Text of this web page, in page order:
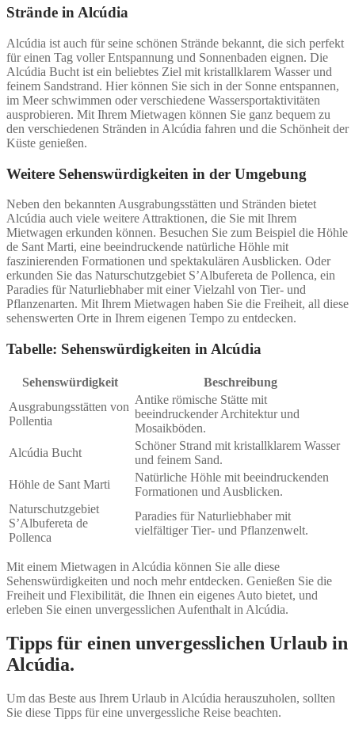
Strände in Alcúdia
Alcúdia ist auch für seine schönen Strände bekannt, die sich perfekt
für einen Tag voller Entspannung und Sonnenbaden eignen. Die
Alcúdia Bucht ist ein beliebtes Ziel mit kristallklarem Wasser und
feinem Sandstrand. Hier können Sie sich in der Sonne entspannen,
im Meer schwimmen oder verschiedene Wassersportaktivitäten
ausprobieren. Mit Ihrem Mietwagen können Sie ganz bequem zu
den verschiedenen Stränden in Alcúdia fahren und die Schönheit der
Küste genießen.
Weitere Sehenswürdigkeiten in der Umgebung
Neben den bekannten Ausgrabungsstätten und Stränden bietet
Alcúdia auch viele weitere Attraktionen, die Sie mit Ihrem
Mietwagen erkunden können. Besuchen Sie zum Beispiel die Höhle
de Sant Marti, eine beeindruckende natürliche Höhle mit
faszinierenden Formationen und spektakulären Ausblicken. Oder
erkunden Sie das Naturschutzgebiet S’Albufereta de Pollenca, ein
Paradies für Naturliebhaber mit einer Vielzahl von Tier- und
Pflanzenarten. Mit Ihrem Mietwagen haben Sie die Freiheit, all diese
sehenswerten Orte in Ihrem eigenen Tempo zu entdecken.
Tabelle: Sehenswürdigkeiten in Alcúdia
Sehenswürdigkeit
Beschreibung
Ausgrabungsstätten von
Pollentia
Antike römische Stätte mit
beeindruckender Architektur und
Mosaikböden.
Alcúdia Bucht
Schöner Strand mit kristallklarem Wasser
und feinem Sand.
Höhle de Sant Marti
Natürliche Höhle mit beeindruckenden
Formationen und Ausblicken.
Naturschutzgebiet
S’Albufereta de
Pollenca
Paradies für Naturliebhaber mit
vielfältiger Tier- und Pflanzenwelt.
Mit einem Mietwagen in Alcúdia können Sie alle diese
Sehenswürdigkeiten und noch mehr entdecken. Genießen Sie die
Freiheit und Flexibilität, die Ihnen ein eigenes Auto bietet, und
erleben Sie einen unvergesslichen Aufenthalt in Alcúdia.
Tipps für einen unvergesslichen Urlaub in
Alcúdia.
Um das Beste aus Ihrem Urlaub in Alcúdia herauszuholen, sollten
Sie diese Tipps für eine unvergessliche Reise beachten.